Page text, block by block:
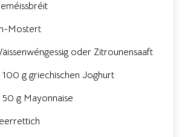
Mostert
oder Zitrounensaaft
g griechischen Joghurt
g Mayonnaise